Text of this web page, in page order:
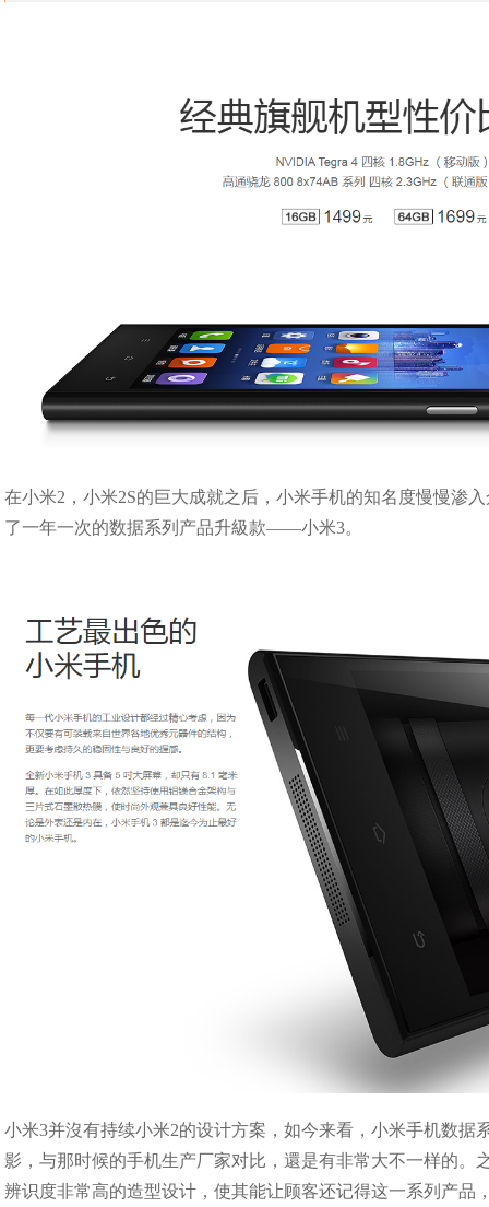
在小米2，小米2S的巨大成就之后，小米手机的知名度慢慢渗
了一年一次的数据系列产品升級款——小米3。
小米3并沒有持续小米2的设计方案，如今来看，小米手机数
影，与那时候的手机生产厂家对比，還是有非常大不一样的
辨识度非常高的造型设计，使其能让顾客还记得这一系列产